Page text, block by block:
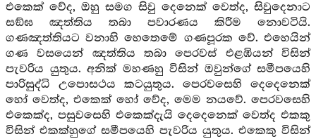
එකෙක් වේද, ඔහු සමග සිවු දෙනෙක් වෙත්ද, සිවුදෙනාට
සඞ්ඝ ඤත්තිය තබා පවාරණය කිරීම නොවටියි.
ගණඤත්තියට වනාහි හෙතෙමේ ගණපූරක වේ. එහෙයින්
ගණ වසයෙන් ඤත්තිය තබා පෙරවස් එළඹියන් විසින්
පැවරිය යුතුය. අනික් මහණහු විසින් ඔවුන්ගේ සමීපයෙහි
පාරිසුද්ධි උපොසථය කටයුතුය. පෙරවසෙහි දෙදෙනෙක්
හෝ වෙත්ද, එකෙක් හෝ වේද, මෙම නයවේ. පෙරවසෙහි
එකෙක්ද, පසුවසෙහි එකෙක්දැයි දෙදෙනෙක් වෙත්ද එකකු
විසින් එකක්හුගේ සමීපයෙහි පැවරිය යුතුය. එකෙකු විසින්